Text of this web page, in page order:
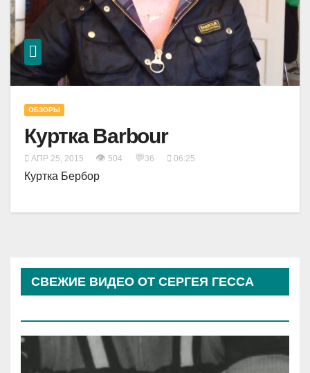
ОБЗОРЫ
Куртка Barbour
АПР 25, 2015 👁 504 💬36 06:25
Куртка Бербор
СВЕЖИЕ ВИДЕО ОТ СЕРГЕЯ ГЕССА